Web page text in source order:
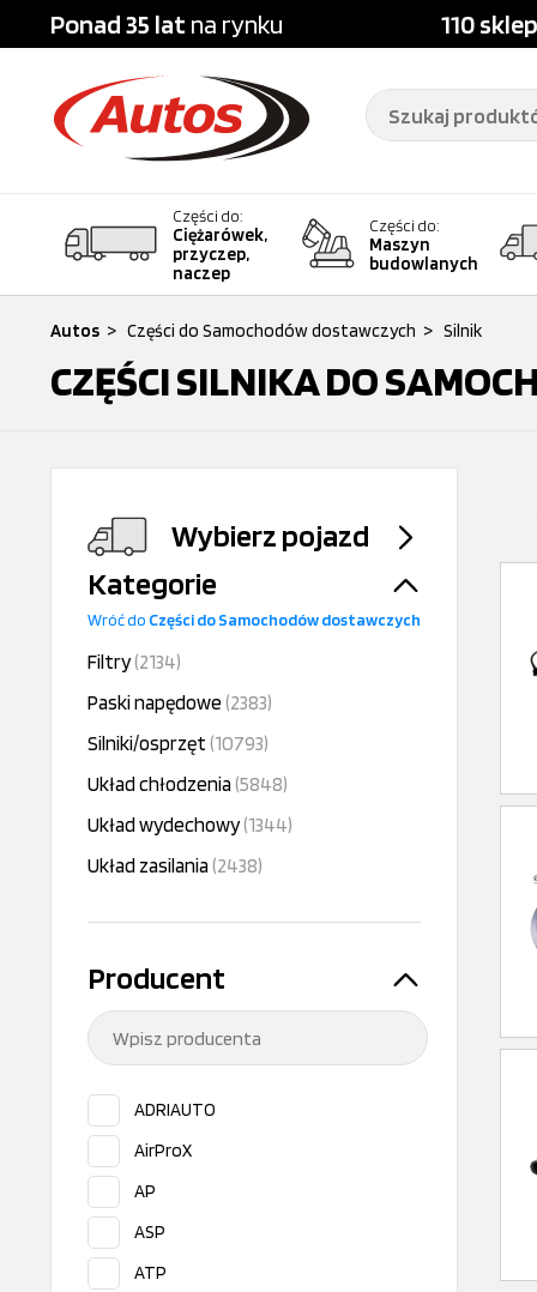
Ponad 35 lat na rynku 110
Części do:
Ciężarówek,
przyczep,
naczep
Części do:
Maszyn
budowlanych
Autos > Części do Samochodów dostawczych > Silnik
CZĘŚCI SILNIKA DO
Wybierz pojazd
Kategorie
Wróć do Części do Samochodów dostawczych
Filtry(2134)
Paski napędowe (2383)
Silniki/osprzęt (10793)
Układ chłodzenia(5848)
Układ wydechowy(1344)
Układ zasilania(2438)
Producent
ADRIAUTO
AirProX
AP
ASP
ATP